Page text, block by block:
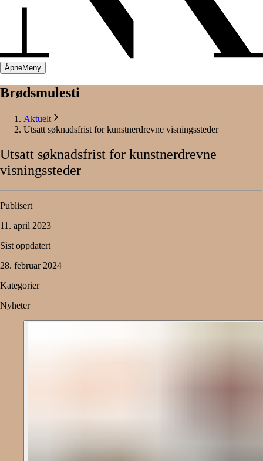
ÅpneMeny
Brødsmulesti
Aktuelt
Utsatt søknadsfrist for kunstnerdrevne visningssteder
Utsatt søknadsfrist for kunstnerdrevne
visningssteder
Publisert
11. april 2023
Sist oppdatert
28. februar 2024
Kategorier
Nyheter